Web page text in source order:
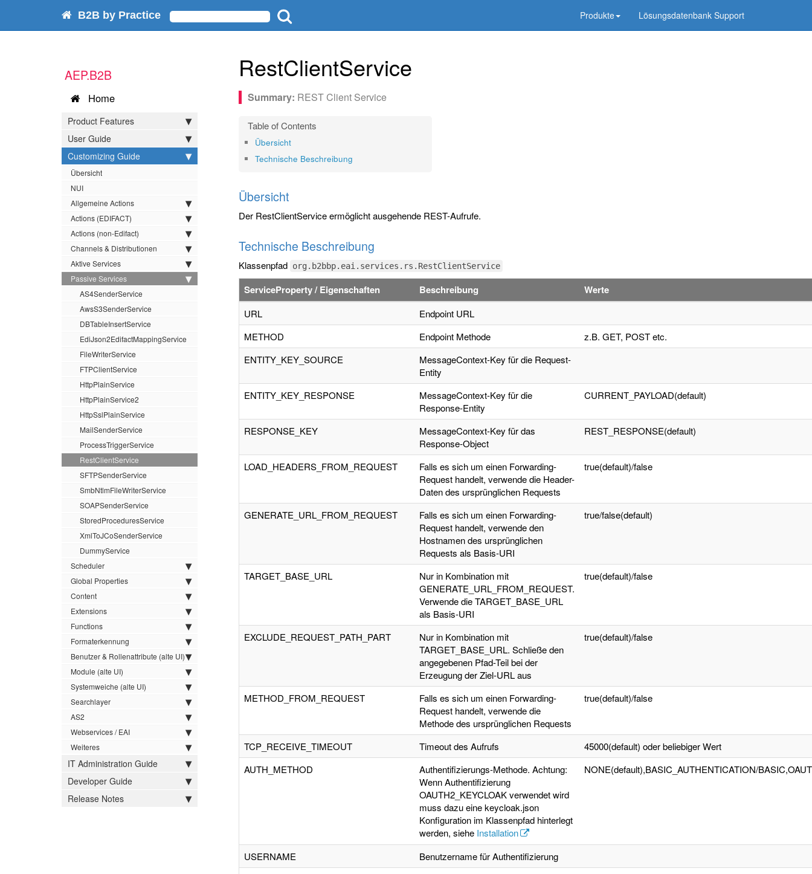
B2B by Practice Produkte Lösungsdatenbank Support
AEP.B2B
Home
Product Features
User Guide
Customizing Guide
Übersicht
NUI
Allgemeine Actions
Actions (EDIFACT)
Actions (non-Edifact)
Channels & Distributionen
Aktive Services
Passive Services
AS4SenderService
AwsS3SenderService
DBTableInsertService
EdiJson2EdifactMappingService
FileWriterService
FTPClientService
HttpPlainService
HttpPlainService2
HttpSslPlainService
MailSenderService
ProcessTriggerService
RestClientService
SFTPSenderService
SmbNtlmFileWriterService
SOAPSenderService
StoredProceduresService
XmlToJCoSenderService
DummyService
Scheduler
Global Properties
Content
Extensions
Functions
Formaterkennung
Benutzer & Rollenattribute (alte UI)
Module (alte UI)
Systemweiche (alte UI)
Searchlayer
AS2
Webservices / EAI
Weiteres
IT Administration Guide
Developer Guide
Release Notes
RestClientService
REST Client Service
Übersicht
Technische Beschreibung
Übersicht
Der RestClientService ermöglicht ausgehende REST-Aufrufe.
Technische Beschreibung
Klassenpfad org.b2bbp.eai.services.rs.RestClientService
ServiceProperty / Eigenschaften Beschreibung Werte
URL
Endpoint URL
METHOD
Endpoint Methode
z.B. GET, POST etc.
ENTITY_KEY_SOURCE
MessageContext-Key für die Request-
Entity
ENTITY_KEY_RESPONSE
MessageContext-Key für die
Response-Entity
CURRENT_PAYLOAD(default)
RESPONSE_KEY
MessageContext-Key für das
Response-Object
REST_RESPONSE(default)
LOAD_HEADERS_FROM_REQUEST
Falls es sich um einen Forwarding-
Request handelt, verwende die Header-
Daten des ursprünglichen Requests
true(default)/false
GENERATE_URL_FROM_REQUEST
Falls es sich um einen Forwarding-
Request handelt, verwende den
Hostnamen des ursprünglichen
Requests als Basis-URI
true/false(default)
TARGET_BASE_URL
Nur in Kombination mit
GENERATE_URL_FROM_REQUEST.
Verwende die TARGET_BASE_URL
als Basis-URI
true(default)/false
EXCLUDE_REQUEST_PATH_PART
Nur in Kombination mit
TARGET_BASE_URL. Schließe den
angegebenen Pfad-Teil bei der
Erzeugung der Ziel-URL aus
true(default)/false
METHOD_FROM_REQUEST
Falls es sich um einen Forwarding-
Request handelt, verwende die
Methode des ursprünglichen Requests
true(default)/false
TCP_RECEIVE_TIMEOUT Timeout des Aufrufs
45000(default) oder beliebiger Wert
AUTH_METHOD
Authentifizierungs-Methode. Achtung:
Wenn Authentifizierung
OAUTH2_KEYCLOAK verwendet wird
muss dazu eine keycloak.json
Konfiguration im Klassenpfad hinterlegt
werden, siehe Installation
NONE(default),BASIC_AUTHENTICATION/
USERNAME
Benutzername für Authentifizierung